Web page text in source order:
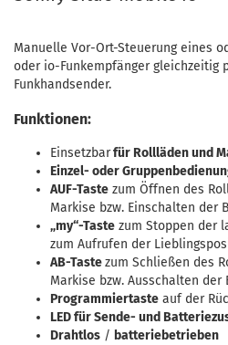
Manuelle Vor-Ort-Steuerung eines
oder io-Funkempfänger gleichzeitig
Funkhandsender.
Funktionen:
Einsetzbarfür Rollläden und
Einzel- oder
AUF-Taste zum Öffnen des
Markise bzw. Einschalten der
„my“-Taste zum Stoppen der
zum Aufrufen der
AB-Tastezum Schließen des
Markise bzw. Ausschalten der
Programmiertaste auf der
LED für Sende- und
Drahtlos / batteriebetrieben